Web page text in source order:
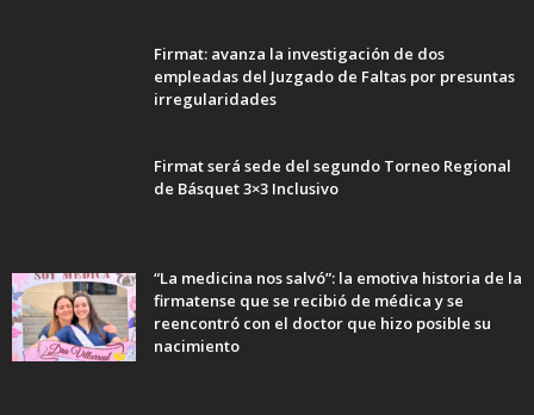
Firmat: avanza la investigación de dos
empleadas del Juzgado de Faltas por presuntas
irregularidades
Firmat será sede del segundo Torneo Regional
de Básquet 3×3 Inclusivo
“La medicina nos salvó”: la emotiva historia de la
firmatense que se recibió de médica y se
reencontró con el doctor que hizo posible su
nacimiento